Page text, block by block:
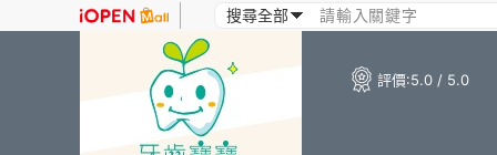
評價:5.0 / 5.0